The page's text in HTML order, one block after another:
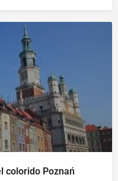
colorido Poznań